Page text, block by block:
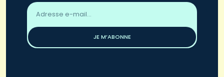
Adresse
email
JE M’ABONNE